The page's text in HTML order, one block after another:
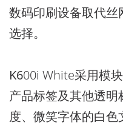
数码印刷设备取代
选择。
K600i White采用模
产品标签及其他透
度、微笑字体的白